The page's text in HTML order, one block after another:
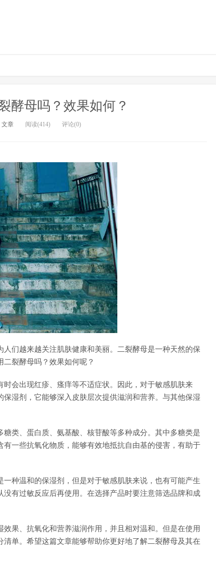
酵母吗？效果如何？
文章 阅读(414) 评论(0)
们越来越关注肌肤健康和美丽。二裂酵母是一种天然的保
裂酵母吗？效果如何呢？
会出现红疹、瘙痒等不适症状。因此，对于敏感肌肤来
湿剂，它能够深入皮肤层次提供滋润和营养。与其他保湿
类、蛋白质、氨基酸、核苷酸等多种成分。其中多糖类是
一些抗氧化物质，能够有效地抵抗自由基的侵害，有助于
种温和的保湿剂，但是对于敏感肌肤来说，也有可能产生
有过敏反应后再使用。在选择产品时要注意筛选品牌和成
果、抗氧化和营养滋润作用，并且相对温和。但是在使用
单。希望这篇文章能够帮助你更好地了解二裂酵母及其在